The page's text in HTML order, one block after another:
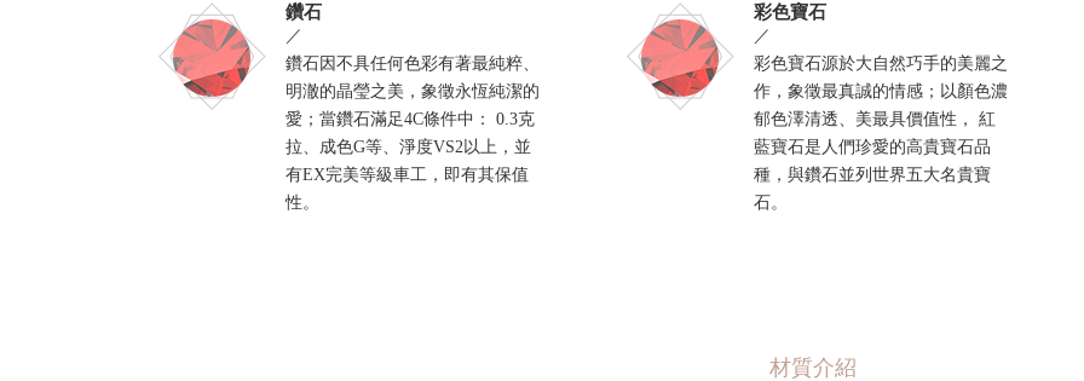
鑽石
／
鑽石因不具任何色彩有著最純粹、
明澈的晶瑩之美，象徵永恆純潔的
愛；當鑽石滿足4C條件中： 0.3克
拉、成色G等、淨度VS2以上，並
有EX完美等級車工，即有其保值
性。
彩色寶石
／
彩色寶石源於大自然巧手的美麗之
作，象徵最真誠的情感；以顏色濃
郁色澤清透、美最具價值性， 紅
藍寶石是人們珍愛的高貴寶石品
種，與鑽石並列世界五大名貴寶
石。
材質介紹